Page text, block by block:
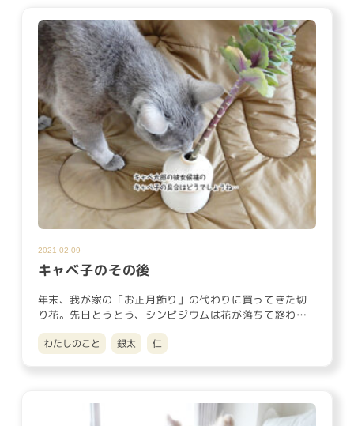
2021-02-09
キャベ子のその後
年末、我が家の「お正月飾り」の代わりに買ってきた切
り花。先日とうとう、シンピジウムは花が落ちて終わっ
わたしのこと 銀太 仁